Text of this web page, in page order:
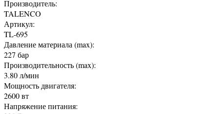
Производитель:
TALENCO
Артикул:
TL-695
Давление материала (max):
227 бар
Производительность (max):
3.80 л/мин
Мощность двигателя:
2600 вт
Напряжение питания: